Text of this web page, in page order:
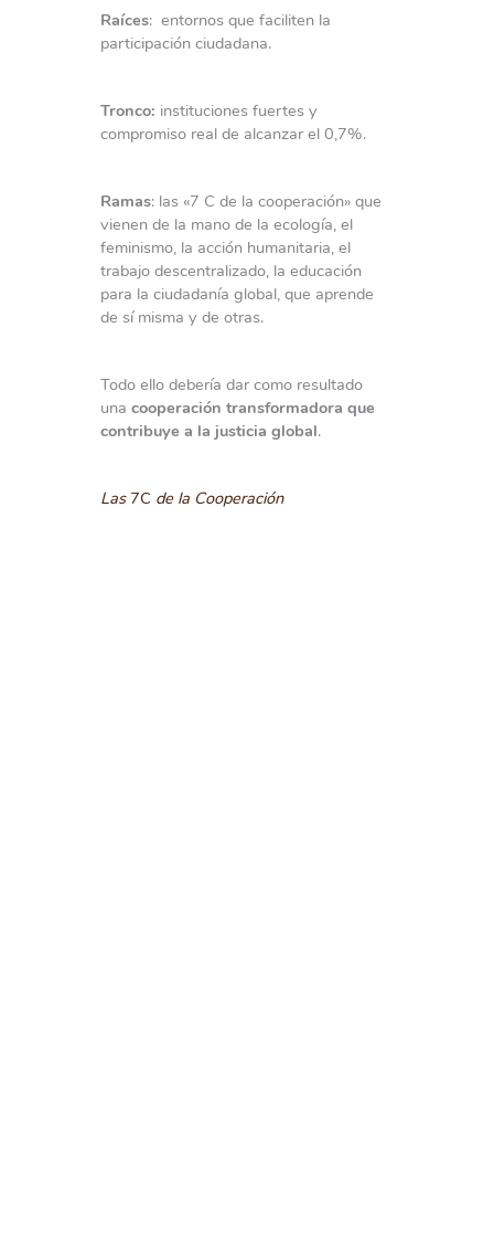
Raíces: entornos que faciliten la
participación ciudadana.
Tronco: instituciones fuertes y
compromiso real de alcanzar el 0,7%.
Ramas: las «7 C de la cooperación» que
vienen de la mano de la ecología, el
feminismo, la acción humanitaria, el
trabajo descentralizado, la educación
para la ciudadanía global, que aprende
de sí misma y de otras.
Todo ello debería dar como resultado
una cooperación transformadora que
contribuye a la justicia global.
Las 7Cde la Cooperación